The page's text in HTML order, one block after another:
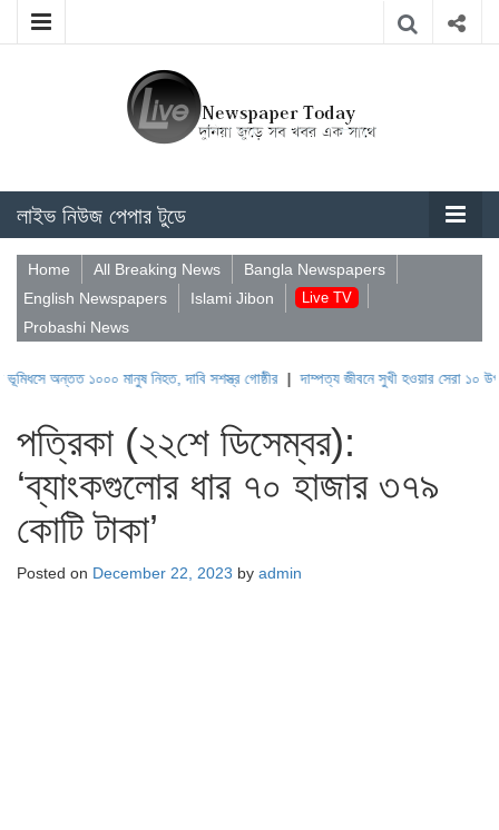
লাইভ নিউজ পেপার টুডে
Home All Breaking News
Bangla Newspapers
English Newspapers
Islami Jibon Live TV
Probashi News
১০০০ মানুষ নিহত, দাবি সশস্ত্র গোষ্ঠীর|দাম্পত্য জীবনে সুখী হওয়ার সেরা ১০ উপায়|
পত্রিকা (২২শে ডিসেম্বর):
‘ব্যাংকগুলোর ধার ৭০ হাজার ৩৭৯
কোটি টাকা’
Posted on December 22, 2023 by admin